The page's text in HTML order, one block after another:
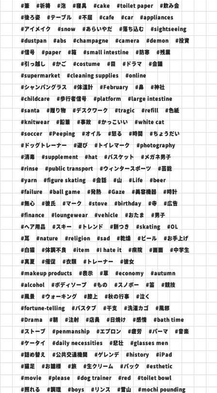
#筆 #祈祷 #泡 #寝具 #cake #toilet paper #飲み会
#後ろ姿 #テーブル #不屈 #cafe #car #appliances
#アイメイク #snow #あらいやだ #落ち込む #sightseeing
#dustpan #abs #champagne #camera #demon #投資
#信号 #paper #箱 #small intestine #防寒 #残業
#引っ越し #かご #costume #目 #ドラマ #会議
#supermarket #cleaning supplies #online
#シャンパングラス #体温計 #February #鼻 #神社
#childcare #歩行者信号 #platform #large intestine
#santa #贈り物 #デスクワーク #tragic #refill #色紙
#knitwear #鉛筆 #事故 #かっこいい #white cat
#soccer #Peeping #オイル #怒る #時間 #ちょうだい
#ドッグトレーナー #遊び #トイレマーク #photography
#消毒 #supplement #hat #バスケット #メガネ男子
#rinse #public transport #ウィンタースポーツ #芸能
#yarn #figure skating #会話 #山 #Life #beer
#failure #ball game #発熱 #Gaze #美容機器 #時計
#無心 #彼氏 #マーク #stove #birthday #寺 #広告
#finance #loungewear #vehicle #おたま #男子
#ヘア用品 #スキー #トレンド #餅つき #skating #OL
#耳 #nature #religion #sad #乾燥 #ビール #お手上げ
#白猫 #体調不良 #item #I hate it #病院 #画面 #中学生
#真夏 #催促 #衣類 #トレーナー #彼女
#makeup products #表示 #草 #economy #autumn
#alcohol #ボディソープ #もの #スノボー #笛 #競技
#風景 #ウォーキング #膝上 #秋の行事 #泣く
#fortune-telling #バスタブ #干支 #洗濯カゴ #風邪
#Drama #朝 #注射 #店員 #日焼け #感情 #bath time
#ストーブ #penmanship #エプロン #疲労 #パーマ #音楽
#ケータイ #daily necessities #悲壮 #glasses men
#詰め替え #公共交通機関 #ゲレンデ #history #iPad
#猫足 #お雛様 #旅 #生クリーム #パック #esthetic
#movie #please #dog trainer #red #toilet bowl
#照れる #調理 #boys #リンス #雪山 #mochi pounding